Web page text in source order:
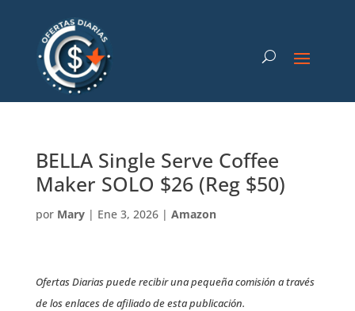
BELLA Single Serve Coffee
Maker SOLO $26 (Reg $50)
por Mary| Ene 3, 2026| Amazon
Ofertas Diarias puede recibir una pequeña comisión a través
de los enlaces de afiliado de esta publicación.